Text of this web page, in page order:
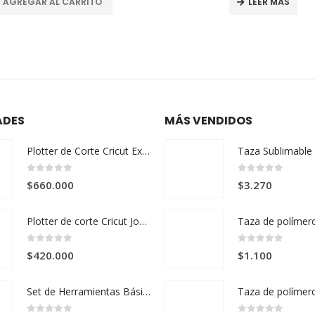
Plotter de Corte Cricut Explore 5 Cream + Kit Esencial
$660.000
Plotter de corte Cricut Joy 2 + Kit Deluxe – Verde
$420.000
Set de Herramientas Básicas Cricut x 3 Piezas
MÁS VENDIDOS
$3.270
$1.100